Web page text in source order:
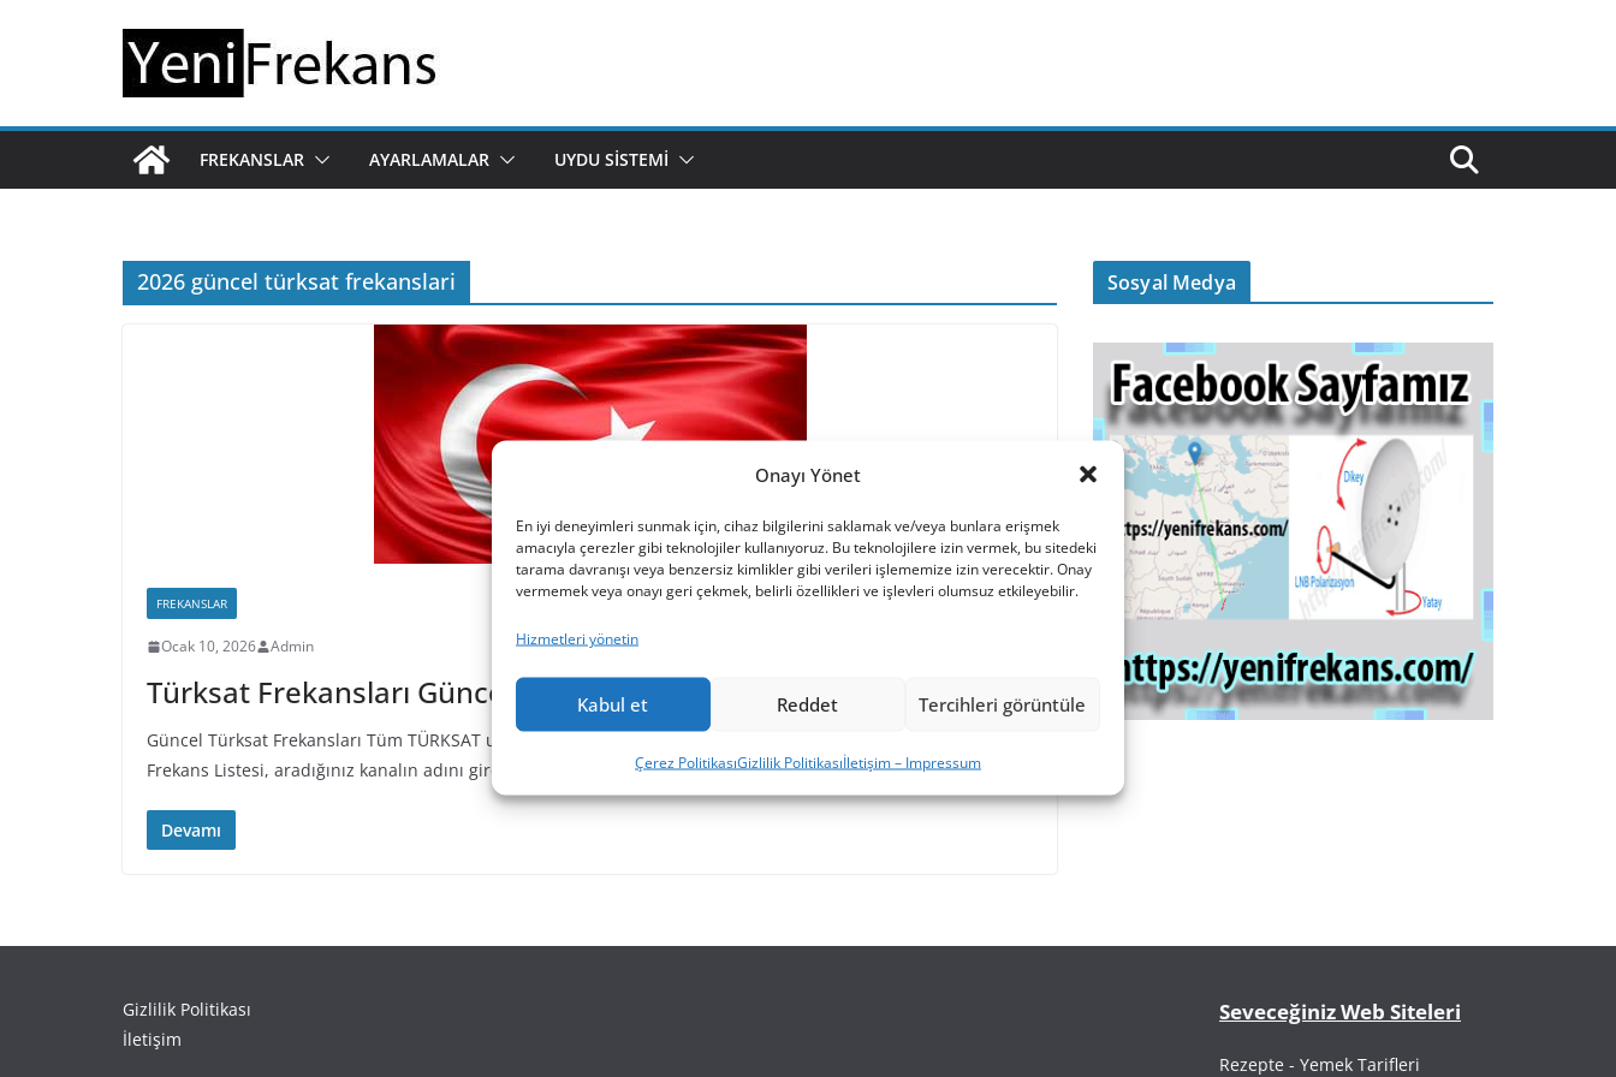
Onayı Yönet
En iyi deneyimleri sunmak için, cihaz bilgilerini saklamak ve/veya bunlara erişmek
amacıyla çerezler gibi teknolojiler kullanıyoruz. Bu teknolojilere izin vermek, bu sitedeki
tarama davranışı veya benzersiz kimlikler gibi verileri işlememize izin verecektir. Onay
vermemek veya onayı geri çekmek, belirli özellikleri ve işlevleri olumsuz etkileyebilir.
Hizmetleri yönetin
Kabul et Reddet Tercihleri görüntüle
Çerez PolitikasıGizlilik Politikasıİletişim – Impressum
FREKANSLAR AYARLAMALAR UYDU SISTEMI
2026 güncel türksat frekanslari
FREKANSLAR
Ocak 10, 2026 Admin
Türksat Frekansları Güncelleme 10.01.2026
Güncel Türksat Frekansları Tüm TÜRKSAT uydularının TV ve Radyo kanallarını kolayca bulabileceğiniz güncel
Frekans Listesi, aradığınız kanalın adını girerek frekans
Devamı
Sosyal Medya
Gizlilik Politikası
İletişim
Seveceğiniz Web Siteleri
Rezepte - Yemek Tarifleri